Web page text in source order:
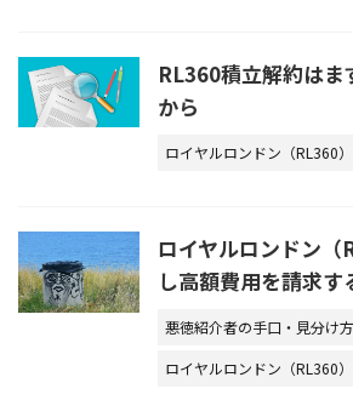
RL360積立解約はま
から
ロイヤルロンドン（RL360）
ロイヤルロンドン（
し高額費用を請求す
悪徳紹介者の手口・見分け方
ロイヤルロンドン（RL360）